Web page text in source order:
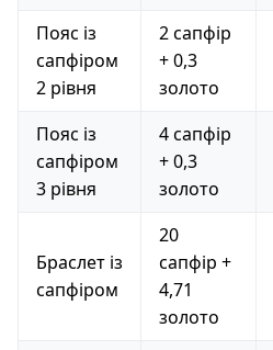
Пояс із
сапфіром
2 рівня
2 сапфір
+ 0,3
золото
Пояс із
сапфіром
3 рівня
4 сапфір
+ 0,3
золото
Браслет із
сапфіром
20
сапфір +
4,71
золото